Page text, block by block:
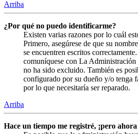
Arriba
¿Por qué no puedo identificarme?
Existen varias razones por lo cuál
Primero, asegúrese de que su
se encuentren escritos
comuníquese con La Administración
no ha sido excluido. También es
configurado por su dueño y/o tenga
por lo que necesitaría ser reparado.
Arriba
Hace un tiempo me registré, ¡pero